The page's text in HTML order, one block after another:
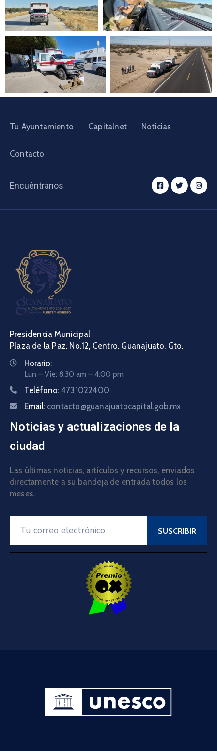
Tu Ayuntamiento Capitalnet Noticias
Contacto
Encuéntranos
Presidencia Municipal
Plaza de la Paz. No.12, Centro. Guanajuato, Gto.
Horario:
Lun – Vie: 8:30 am – 4:00 pm
Teléfono: 4731022400
Email: contacto@guanajuatocapital.gob.mx
Noticias y actualizaciones de la
ciudad
Las últimas noticias, artículos y recursos, enviados
directamente a su bandeja de entrada todos los
meses.